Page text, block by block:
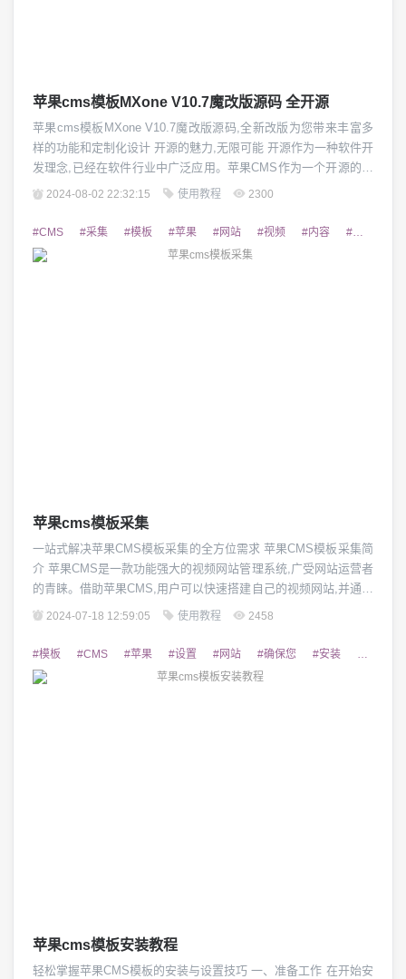
苹果cms模板MXone V10.7魔改版源码 全开源
苹果cms模板MXone V10.7魔改版源码,全新改版为您带来丰富多
样的功能和定制化设计 开源的魅力,无限可能 开源作为一种软件开
发理念,已经在软件行业中广泛应用。苹果CMS作为一个开源的视
频网站建设系统,也吸引了大量开发者的关注。MXone V10.7魔改
果CMS模板。这个开源的模板不仅拥有丰富的功能和出色的设计,
而且可以...
2024-08-02 22:32:15 使用教程 2300
#CMS #采集 #模板 #苹果 #网站 #视频 #内容 #获取
苹果cms模板采集
一站式解决苹果CMS模板采集的全方位需求 苹果CMS模板采集简
介 苹果CMS是一款功能强大的视频网站管理系统,广受网站运营者
的青睐。借助苹果CMS,用户可以快速搭建自己的视频网站,并通过
模板采集的方式获取大量优质视频资源。本文将为您详细介绍苹
站注入源源不断的优质内容。 苹果CMS模板采集的优势 采集苹果
CMS模板具有诸多...
2024-07-18 12:59:05 使用教程 2458
#模板 #CMS #苹果 #设置 #网站 #确保您 #安装 #点击
苹果cms模板安装教程
轻松掌握苹果CMS模板的安装与设置技巧 一、准备工作 在开始安